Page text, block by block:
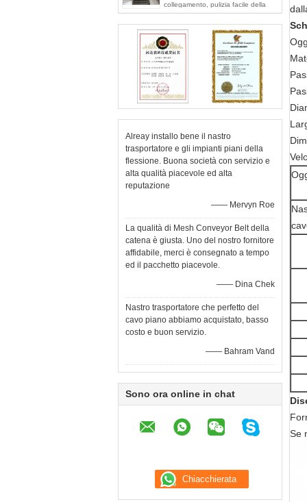
collegamento, pulizia facile della
cinghia della rete metallica del
Alreay installo bene il nastro
trasportatore e gli impianti piani della
flessione. Buona società con servizio e
alta qualità piacevole ed alta
reputazione
—— Mervyn Roe
La qualità di Mesh Conveyor Belt della
catena è giusta. Uno del nostro fornitore
affidabile, merci è consegnato a tempo
ed il pacchetto piacevole.
—— Dina Chek
Nastro trasportatore che perfetto del
cavo piano abbiamo acquistato, basso
costo e buon servizio.
—— Bahram Vand
Sono ora online in chat
Se